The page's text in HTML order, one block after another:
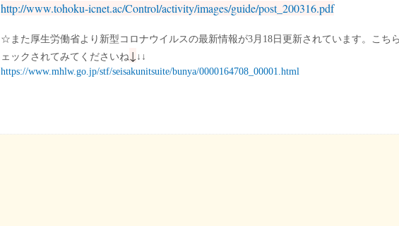
http://www.tohoku-icnet.ac/Control/activity/images/guide/post_200316.pdf
☆また厚生労働省より新型コロナウイルスの最新情報が3月18日更新されています。こち
ェックされてみてくださいね↓ ↓↓
https://www.mhlw.go.jp/stf/seisakunitsuite/bunya/0000164708_00001.html